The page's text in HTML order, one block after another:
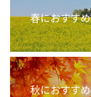
春におすすめ
秋におすすめ